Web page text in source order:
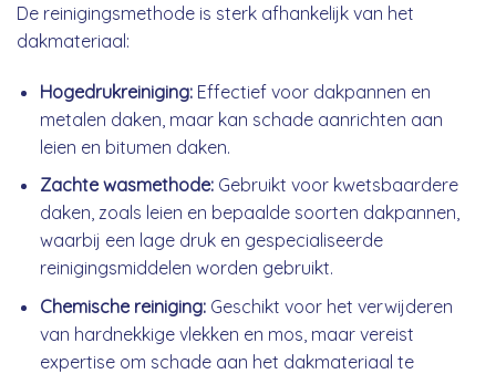
De reinigingsmethode is sterk afhankelijk van het
dakmateriaal:
Hogedrukreiniging:Effectief voor dakpannen en
metalen daken, maar kan schade aanrichten aan
leien en bitumen daken.
Zachte wasmethode:Gebruikt voor kwetsbaardere
daken, zoals leien en bepaalde soorten dakpannen,
waarbij een lage druk en gespecialiseerde
reinigingsmiddelen worden gebruikt.
Chemische reiniging:Geschikt voor het verwijderen
van hardnekkige vlekken en mos, maar vereist
expertise om schade aan het dakmateriaal te